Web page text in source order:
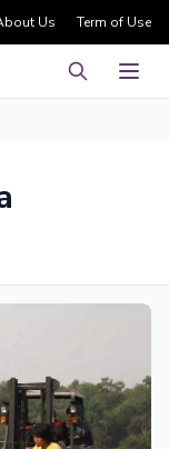
Us Term of Use
Pencarian